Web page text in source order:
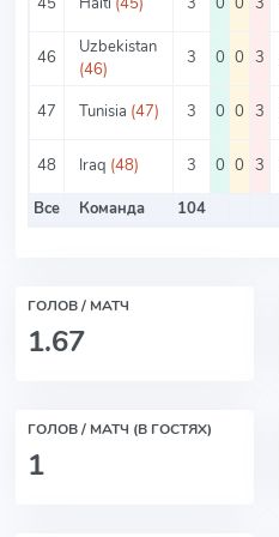
46
Uzbekistan
(46)
3 0 0 3
47 Tunisia (47) 3 0 0 3
48 Iraq (48) 3 0 0 3
Все
Команда 104
ГОЛОВ / МАТЧ
1.67
ГОЛОВ / МАТЧ (В ГОСТЯХ)
1